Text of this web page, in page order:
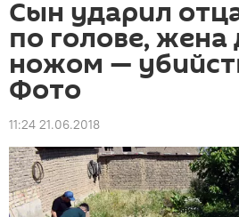
Сын ударил
по голове,
ножом —
Фото
11:24 21.06.2018